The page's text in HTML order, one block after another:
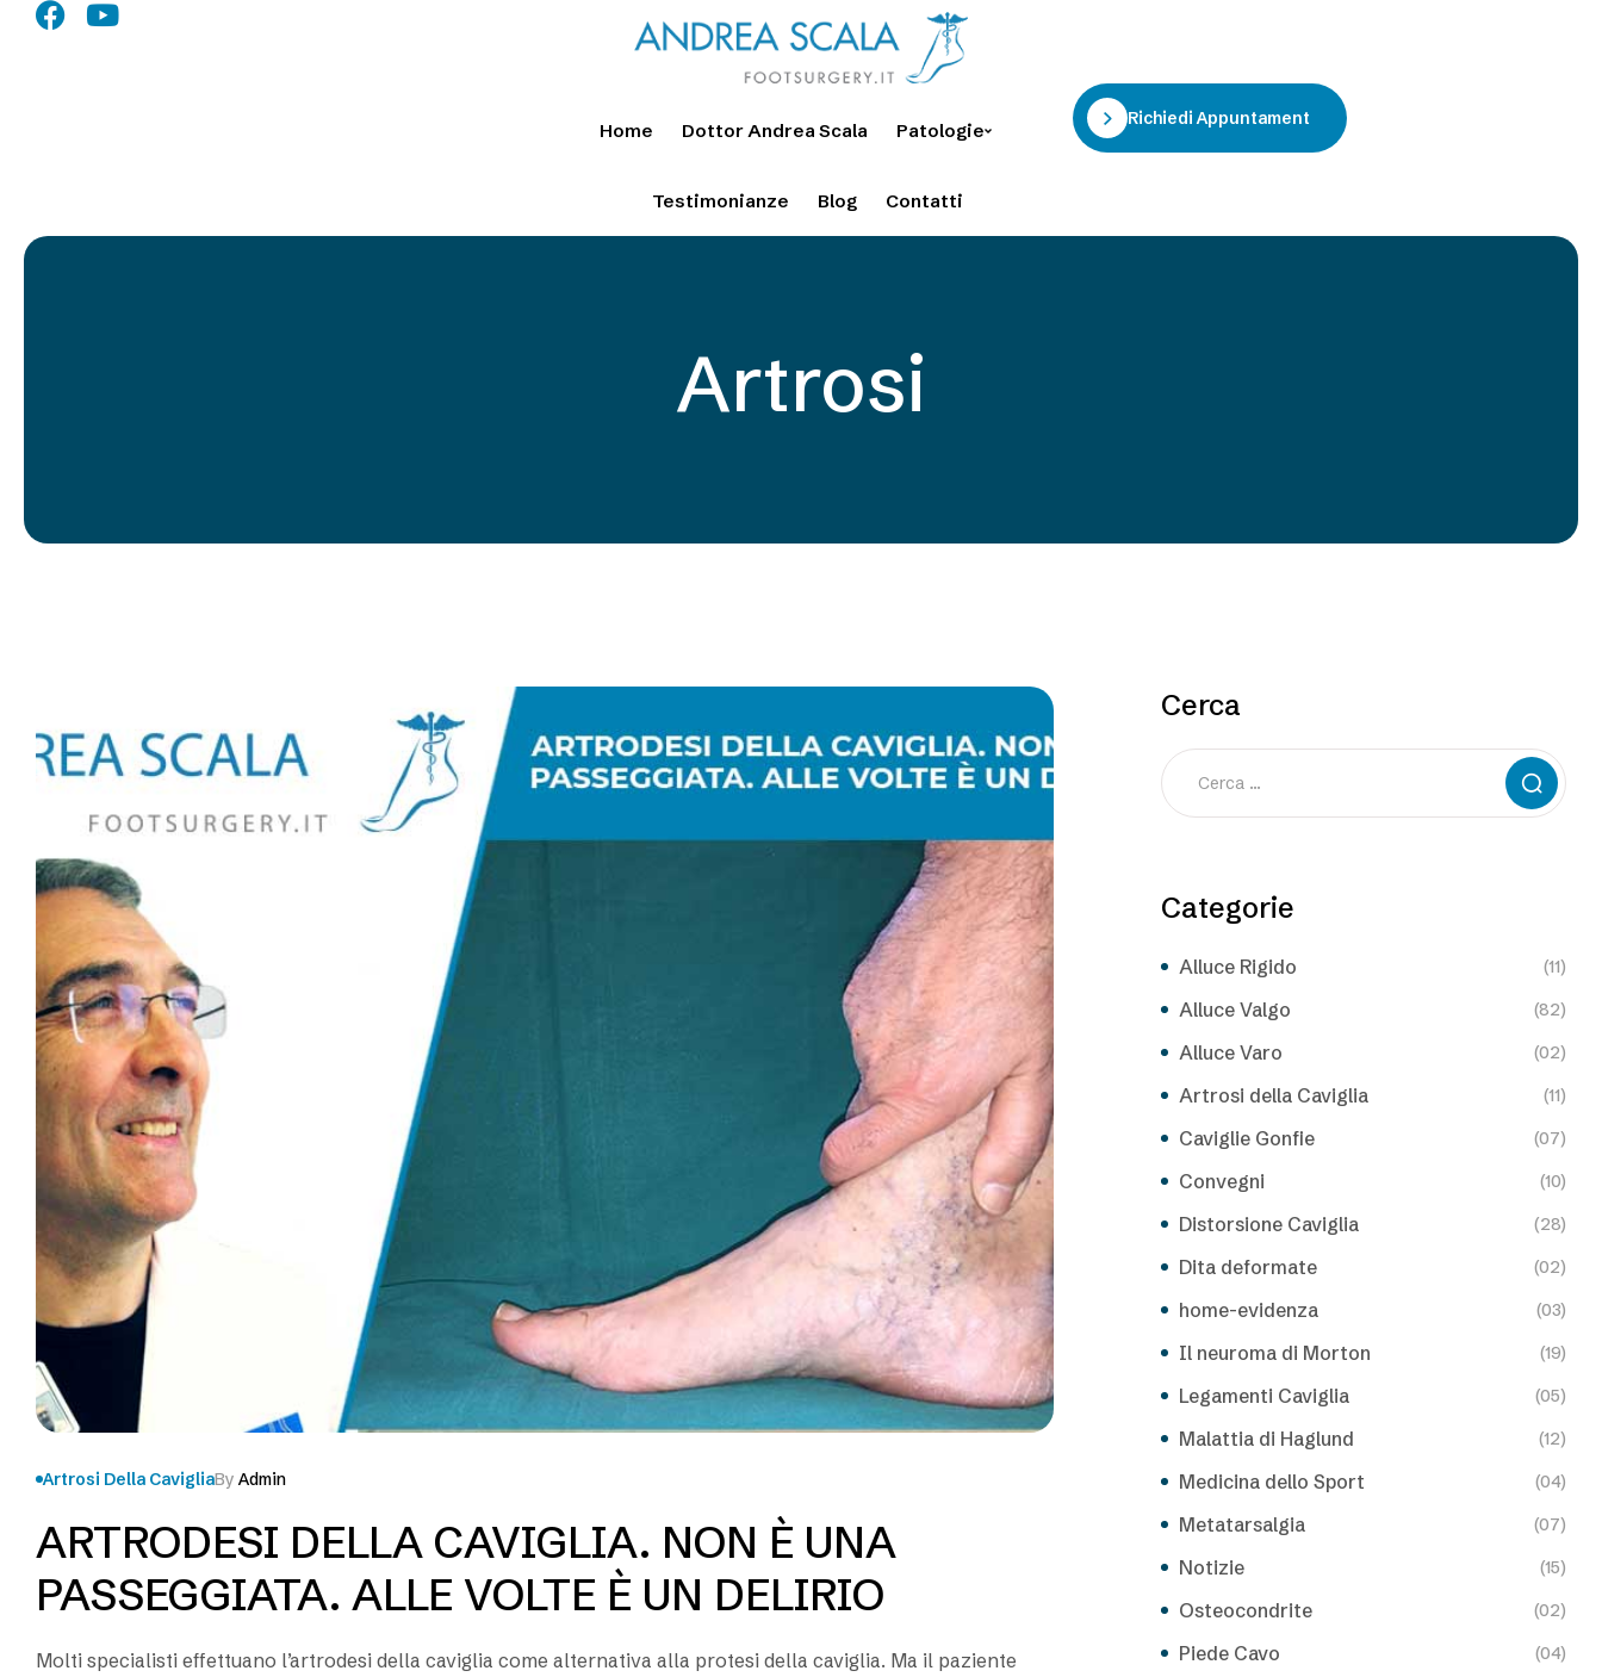
Home Dottor Andrea Scala Patologie
Testimonianze Blog Contatti
Richiedi Appuntamento
Artrosi
Artrosi Della CavigliaBy Admin
ARTRODESI DELLA CAVIGLIA. NON È UNA
PASSEGGIATA. ALLE VOLTE È UN DELIRIO
Molti specialisti effettuano l’artrodesi della caviglia come alternativa alla protesi della caviglia. Ma il paziente
Cerca
Categorie
Alluce Rigido (11)
Alluce Valgo (82)
Alluce Varo (02)
Artrosi della Caviglia (11)
Caviglie Gonfie (07)
Convegni (10)
Distorsione Caviglia (28)
Dita deformate (02)
home-evidenza (03)
Il neuroma di Morton (19)
Legamenti Caviglia (05)
Malattia di Haglund (12)
Medicina dello Sport (04)
Metatarsalgia (07)
Notizie (15)
Osteocondrite (02)
Piede Cavo (04)